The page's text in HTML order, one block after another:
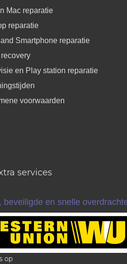
Mac reparatie
reparatie
Smartphone reparatie
en Play station reparatie
voorwaarden
services
beveiligde en snelle
op